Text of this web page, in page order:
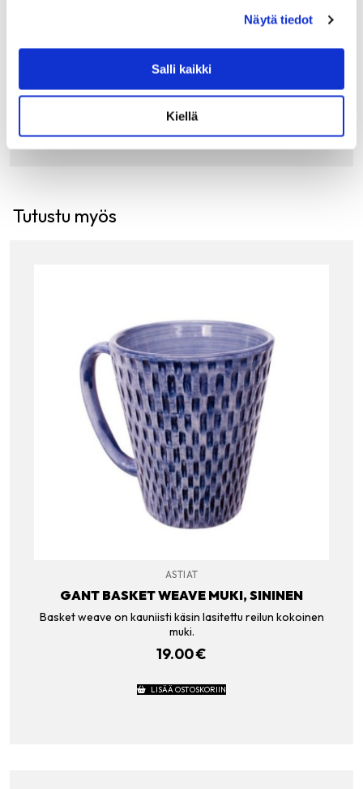
Näytä tiedot
Salli kaikki
Kiellä
valmistettu paksusta ja ihanan pehmoisesta sertifioidusta
13.00€
LISÄÄ OSTOSKORIIN
Tutustu myös
ASTIAT
GANT BASKET WEAVE MUKI, SININEN
Basket weave on kauniisti käsin lasitettu reilun kokoinen
muki.
19.00€
LISÄÄ OSTOSKORIIN